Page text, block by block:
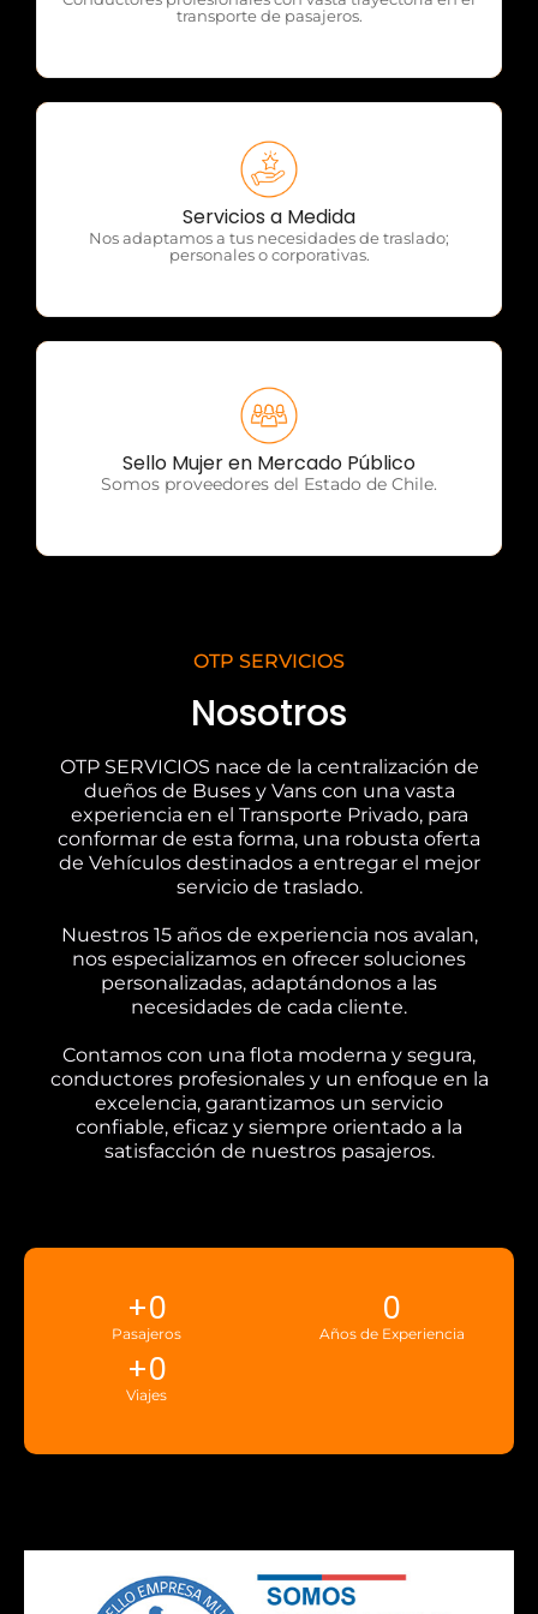
transporte de pasajeros.
Servicios a Medida
Nos adaptamos a tus necesidades de traslado;
personales o corporativas.
OTP Servicios
Sello Mujer en Mercado Público
Somos proveedores del Estado de Chile.
OTP Servicios
OTP SERVICIOS
Nosotros
OTP SERVICIOS nace de la centralización de
dueños de Buses y Vans con una vasta
experiencia en el Transporte Privado, para
conformar de esta forma, una robusta oferta
de Vehículos destinados a entregar el mejor
servicio de traslado.
Nuestros 15 años de experiencia nos avalan,
nos especializamos en ofrecer soluciones
personalizadas, adaptándonos a las
necesidades de cada cliente.
Contamos con una flota moderna y segura,
conductores profesionales y un enfoque en la
excelencia, garantizamos un servicio
confiable, eficaz y siempre orientado a la
satisfacción de nuestros pasajeros.
Pasajeros
+0
Años de Experiencia
0
Viajes
+0